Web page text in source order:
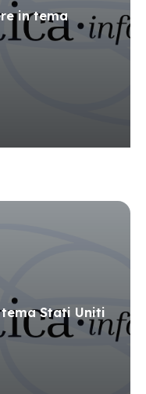
in tema
Stati Uniti